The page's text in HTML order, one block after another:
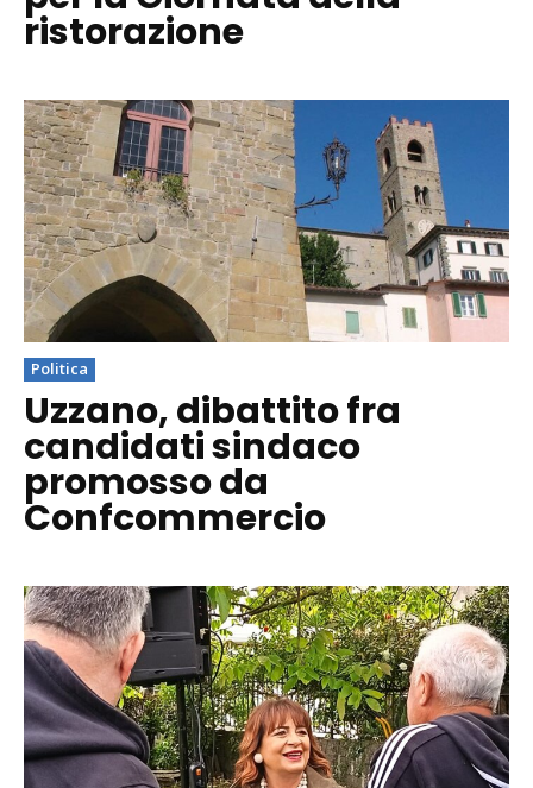
ristorazione
Politica
Uzzano, dibattito fra
candidati sindaco
promosso da
Confcommercio